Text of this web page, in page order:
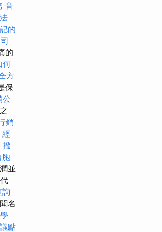
音
的
的
何
方
保
公
銷
經
撥
胞
並
詢
名
點